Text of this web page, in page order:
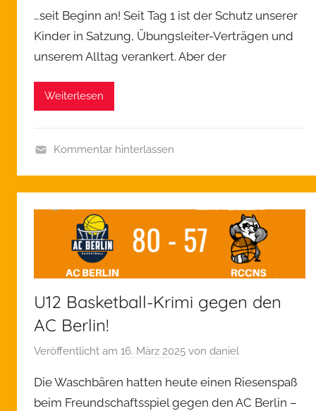
…seit Beginn an! Seit Tag 1 ist der Schutz unserer
Kinder in Satzung, Übungsleiter-Verträgen und
unserem Alltag verankert. Aber der
Weiterlesen
e
i
Kommentar hinterlassen
U12 Basketball-Krimi gegen den
AC Berlin!
Veröffentlicht am 16. März 2025 von daniel
Die Waschbären hatten heute einen Riesenspaß
beim Freundschaftsspiel gegen den AC Berlin –